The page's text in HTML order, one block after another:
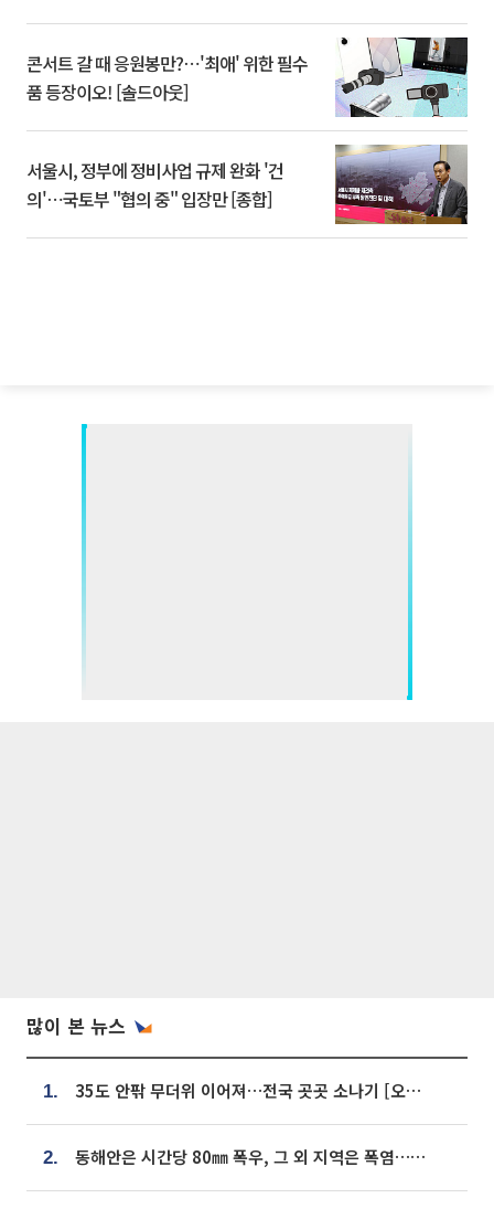
콘서트 갈 때 응원봉만?⋯'최애' 위한 필수
품 등장이오! [솔드아웃]
서울시, 정부에 정비사업 규제 완화 '건
의'⋯국토부 "협의 중" 입장만 [종합]
많이 본 뉴스
1. 35도 안팎 무더위 이어져…전국 곳곳 소나기 [오늘 날씨]
2. 동해안은 시간당 80㎜ 폭우, 그 외 지역은 폭염…‘극과 극 날씨’